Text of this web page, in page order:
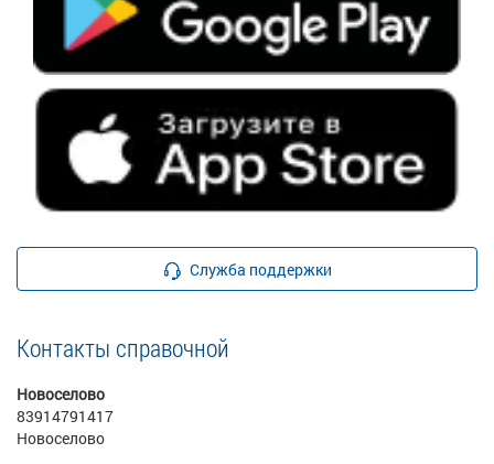
Служба поддержки
Контакты справочной
Новоселово
83914791417
Новоселово